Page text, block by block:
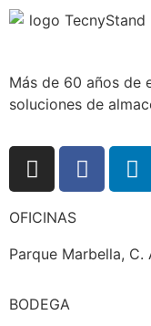
Más de 60 años de
soluciones de
OFICINAS
Parque Marbella, C.
BODEGA